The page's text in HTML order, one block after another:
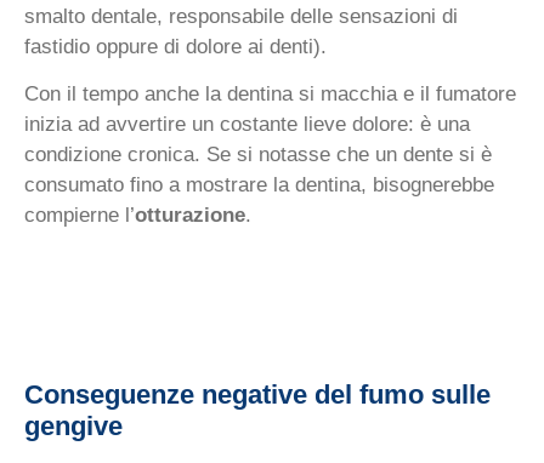
smalto dentale, responsabile delle sensazioni di
fastidio oppure di dolore ai denti).
Con il tempo anche la dentina si macchia e il fumatore
inizia ad avvertire un costante lieve dolore: è una
condizione cronica. Se si notasse che un dente si è
consumato fino a mostrare la dentina, bisognerebbe
compierne l’otturazione.
Conseguenze negative del fumo sulle
gengive